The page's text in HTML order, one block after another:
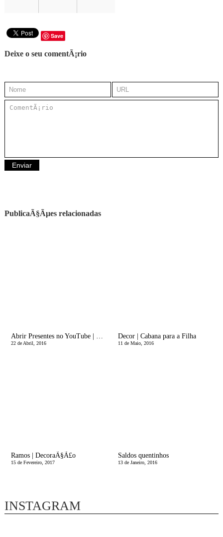
Save
Deixe o seu comentÃ¡rio
PublicaÃ§Ãµes relacionadas
Abrir Presentes no YouTube | SÃ£o sÃ³ os meus?
22 de Abril, 2016
Decor | Cabana para a Filha
11 de Maio, 2016
Ramos | DecoraÃ§Ã£o
15 de Fevereiro, 2017
Saldos quentinhos
13 de Janeiro, 2016
INSTAGRAM